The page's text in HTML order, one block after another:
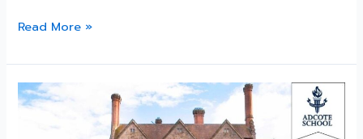
Read More »
เรียน
ต่อ